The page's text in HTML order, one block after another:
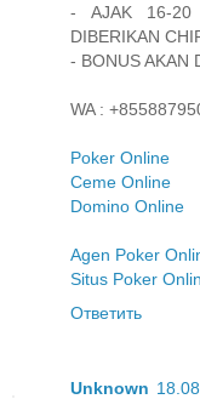
- AJAK 16-20
DIBERIKAN
- BONUS AKAN
WA :
Poker Online
Ceme Online
Domino Online
Agen Poker
Situs Poker
Ответить
Unknown